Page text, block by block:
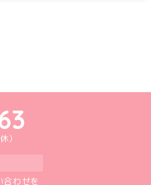
公式アカウント
んX公式アカウント
りーみんInstagram公式アカウント
いどりーみんFacebook公式アカウン
めいどりーみんYouTube公式アカ
）
わせを